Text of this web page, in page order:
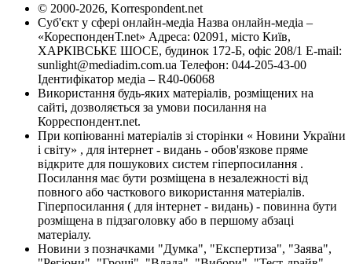
© 2000-2026, Korrespondent.net
Суб'єкт у сфері онлайн-медіа Назва онлайн-медіа –
«КореспонденТ.net» Адреса: 02091, місто Київ,
ХАРКІВСЬКЕ ШОСЕ, будинок 172-Б, офіс 208/1 E-mail:
sunlight@mediadim.com.ua Телефон: 044-205-43-00
Ідентифікатор медіа – R40-06068
Використання будь-яких матеріалів, розміщених на
сайті, дозволяється за умови посилання на
Корреспондент.net.
При копіюванні матеріалів зі сторінки « Новини України
і світу» , для інтернет - видань - обов'язкове пряме
відкрите для пошукових систем гіперпосилання .
Посилання має бути розміщена в незалежності від
повного або часткового використання матеріалів.
Гіперпосилання ( для інтернет - видань) - повинна бути
розміщена в підзаголовку або в першому абзаці
матеріалу.
Новини з позначками "Думка", "Експертиза", "Заява",